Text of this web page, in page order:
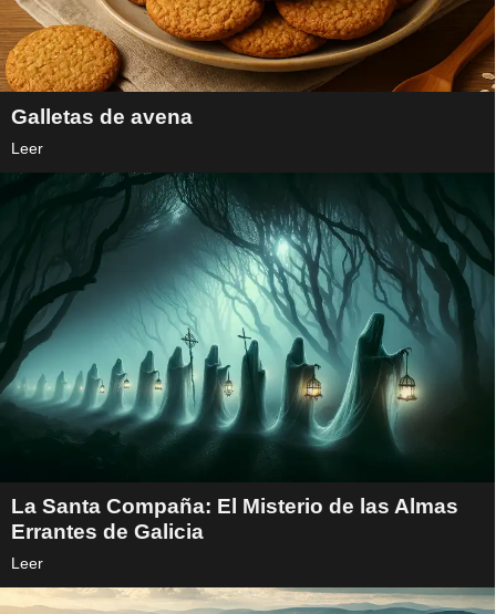
Galletas de avena
Leer
La Santa Compaña: El Misterio de las Almas
Errantes de Galicia
Leer